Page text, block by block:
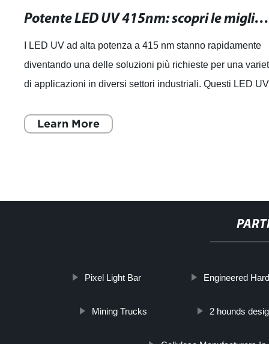
Potente LED UV 415nm: scopri le migliori soluzioni
I LED UV ad alta potenza a 415 nm stanno rapidamente
diventando una delle soluzioni più richieste per una
di applicazioni in diversi settori industriali. Questi LED UV
Learn More
Pixel Light Bar Engineered
Mining Trucks 2 hounds